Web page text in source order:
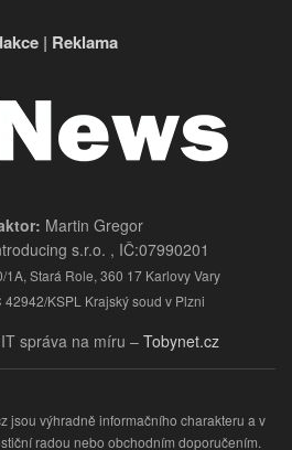
| Reklama
Martin Gregor
s.r.o. , IČ:07990201
1A, Stará Role, 360 17 Karlovy Vary
42942/KSPL Krajský soud v Plzni
správa na míru – Tobynet.cz
jsou výhradně informačního charakteru a v
radou nebo obchodním doporučením.